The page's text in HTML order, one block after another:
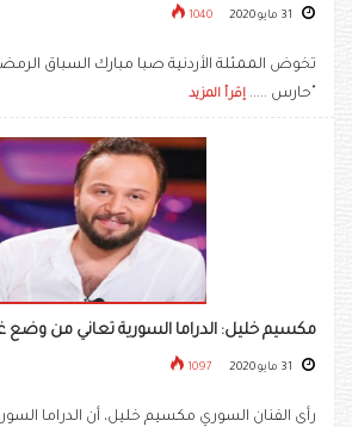
1040
تخوض الممثلة الأردنية صبا مبارك السباق
"حارس ..... إقرأ المزيد
مكسيم خليل: الدراما السورية تعاني من
1097
رأى الفنان السوري مكسيم خليل، أن الدراما